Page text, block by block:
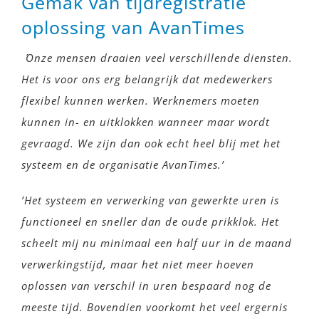
oplossing van AvanTimes
´Onze mensen draaien veel verschillende diensten.
Het is voor ons erg belangrijk dat medewerkers
flexibel kunnen werken. Werknemers moeten
kunnen in- en uitklokken wanneer maar wordt
gevraagd. We zijn dan ook echt heel blij met het
systeem en de organisatie AvanTimes.’
’Het systeem en verwerking van gewerkte uren is
functioneel en sneller dan de oude prikklok. Het
scheelt mij nu minimaal een half uur in de maand
verwerkingstijd, maar het niet meer hoeven
oplossen van verschil in uren bespaard nog de
meeste tijd. Bovendien voorkomt het veel ergernis